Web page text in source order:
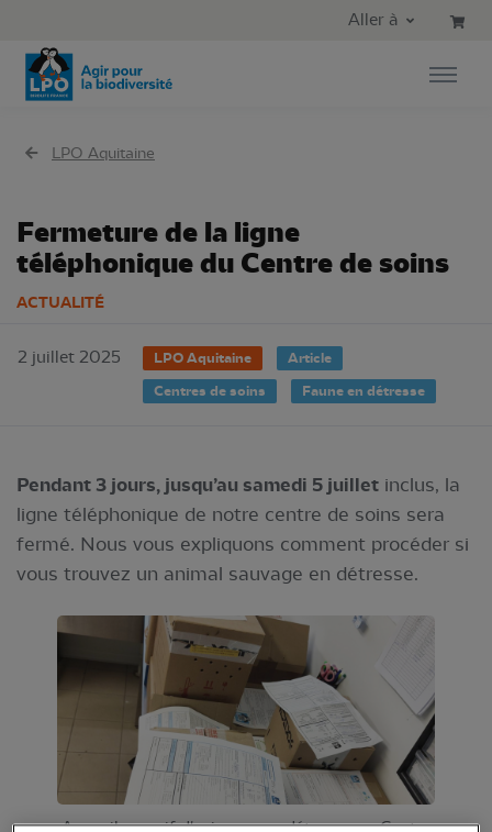
Aller au menu principal
Aller à
LPO Aquitaine
Fermeture de la ligne
téléphonique du Centre de soins
ACTUALITÉ
2 juillet 2025 LPO Aquitaine
Article
Centres de soins
Faune en détresse
Pendant 3 jours, jusqu’au samedi 5 juillet inclus, la
ligne téléphonique de notre centre de soins sera
fermé. Nous vous expliquons comment procéder si
vous trouvez un animal sauvage en détresse.
Accueil massif d'animaux en détresse au Centre